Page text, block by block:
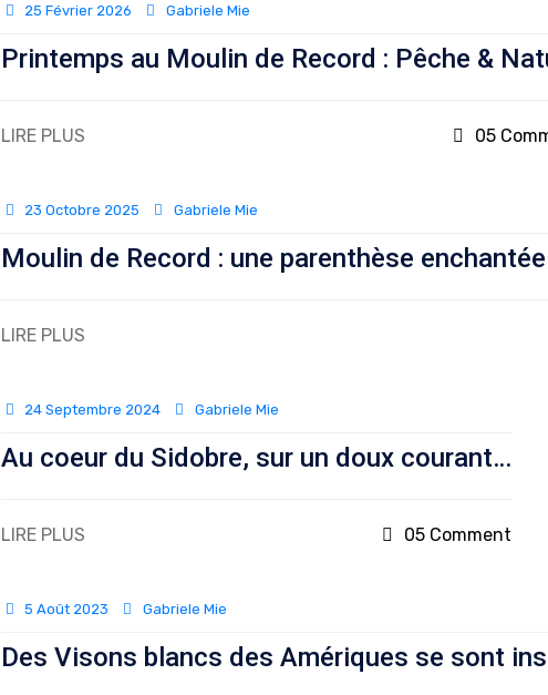
25 Février 2026 Gabriele Mie
Printemps au Moulin de Record : Pêche &
LIRE PLUS 05
23 Octobre 2025 Gabriele Mie
Moulin de Record : une parenthèse
LIRE PLUS
24 Septembre 2024 Gabriele Mie
Au coeur du Sidobre, sur un doux courant…
LIRE PLUS 05 Comment
5 Août 2023 Gabriele Mie
Des Visons blancs des Amériques se sont